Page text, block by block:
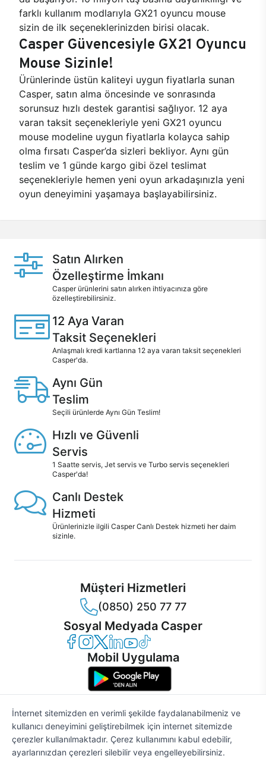
farklı kullanım modlarıyla GX21 oyuncu mouse
sizin de ilk seçeneklerinizden birisi olacak.
Casper Güvencesiyle GX21 Oyuncu
Mouse Sizinle!
Ürünlerinde üstün kaliteyi uygun fiyatlarla sunan
Casper, satın alma öncesinde ve sonrasında
sorunsuz hızlı destek garantisi sağlıyor. 12 aya
varan taksit seçenekleriyle yeni GX21 oyuncu
mouse modeline uygun fiyatlarla kolayca sahip
olma fırsatı Casper’da sizleri bekliyor. Aynı gün
teslim ve 1 günde kargo gibi özel teslimat
seçenekleriyle hemen yeni oyun arkadaşınızla yeni
oyun deneyimini yaşamaya başlayabilirsiniz.
Satın Alırken
Özelleştirme İmkanı
Casper ürünlerini satın alırken ihtiyacınıza göre
özelleştirebilirsiniz.
12 Aya Varan
Taksit Seçenekleri
Anlaşmalı kredi kartlarına 12 aya varan taksit seçenekleri
Casper'da.
Aynı Gün
Teslim
Seçili ürünlerde Aynı Gün Teslim!
Hızlı ve Güvenli
Servis
1 Saatte servis, Jet servis ve Turbo servis seçenekleri
Casper'da!
Canlı Destek
Hizmeti
Ürünlerinizle ilgili Casper Canlı Destek hizmeti her daim
sizinle.
Müşteri Hizmetleri
(0850) 250 77 77
Sosyal Medyada Casper
Casper Facebook
Casper Instagram
Casper Twitter
Casper LinkedIn
Casper YouTube
Casper TikTok
Mobil Uygulama
© 2021 - 2026 Casper Bilgisayar Sistemleri A.Ş. Tüm Hakları Saklıdır
KVKK
Çerez Politikası
İnternet sitemizden en verimli şekilde faydalanabilmeniz ve
kullanıcı deneyimini geliştirebilmek için internet sitemizde
çerezler kullanılmaktadır. Çerez kullanımını kabul edebilir,
ayarlarınızdan çerezleri silebilir veya engelleyebilirsiniz.